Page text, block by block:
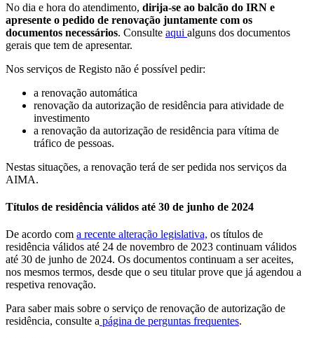
No dia e hora do atendimento, dirija-se ao balcão do IRN e
apresente o pedido de renovação juntamente com os
documentos necessários. Consulte aqui alguns dos documentos
gerais que tem de apresentar.
Nos serviços de Registo não é possível pedir:
a renovação automática
renovação da autorização de residência para atividade de
investimento
a renovação da autorização de residência para vítima de
tráfico de pessoas.
Nestas situações, a renovação terá de ser pedida nos serviços da
AIMA.
Títulos de residência válidos até 30 de junho de 2024
De acordo com a recente alteração legislativa, os títulos de
residência válidos até 24 de novembro de 2023 continuam válidos
até 30 de junho de 2024. Os documentos continuam a ser aceites,
nos mesmos termos, desde que o seu titular prove que já agendou a
respetiva renovação.
Para saber mais sobre o serviço de renovação de autorização de
residência, consulte a página de perguntas frequentes.